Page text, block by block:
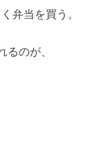
弁当を買う。
るのが、